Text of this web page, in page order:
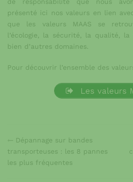
présenté ici nos valeurs en lien
que les valeurs MAAS se
l’écologie, la sécurité, la qualité,
bien d’autres domaines.
Pour découvrir l’ensemble des
Les valeurs
Dépannage sur bandes
transporteuses : les 8 pannes
les plus fréquentes